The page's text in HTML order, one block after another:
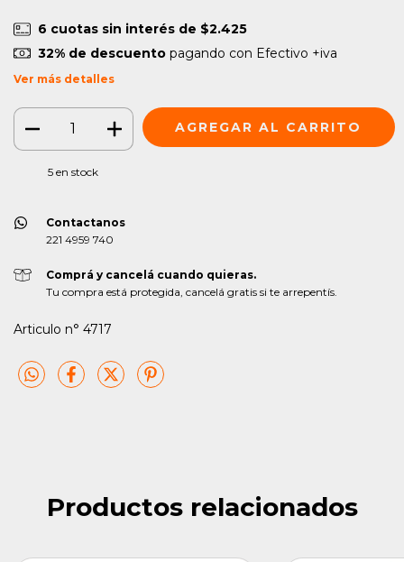
6 cuotas sin interés de $2.425
32% de descuentopagando con Efectivo +iva
Ver más detalles
5 en stock
Contactanos
221 4959 740
Comprá y cancelá cuando quieras.
Tu compra está protegida, cancelá gratis si te arrepentís.
Articulo n° 4717
Productos relacionados